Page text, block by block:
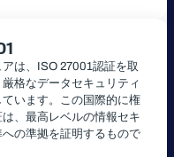
は、ISO 27001認証を取
格なデータセキュリティ
います。この国際的に権
、最高レベルの情報セキ
の準拠を証明するもので